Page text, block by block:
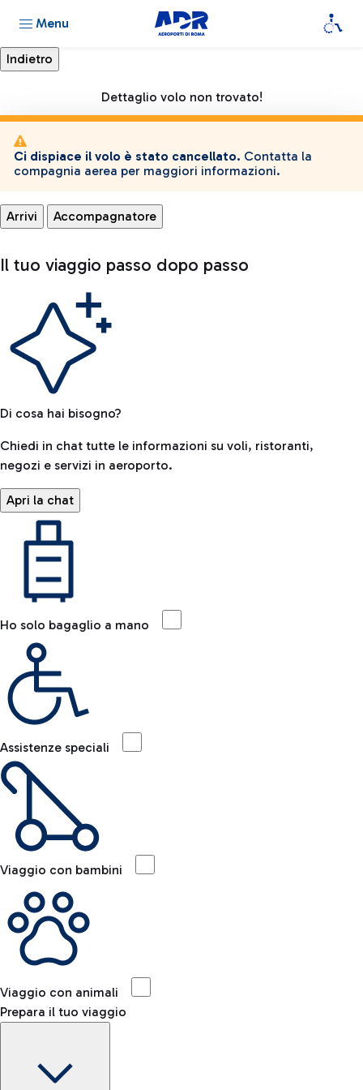
Menu
Dettaglio volo non trovato!
Ci dispiace il volo è stato cancellato. Contatta la
compagnia aerea per maggiori informazioni.
Arrivi Accompagnatore
Il tuo viaggio passo dopo passo
Di cosa hai bisogno?
Chiedi in chat tutte le informazioni su voli, ristoranti,
negozi e servizi in aeroporto.
Apri la chat
Ho solo bagaglio a mano
Assistenze speciali
Viaggio con bambini
Viaggio con animali
Prepara il tuo viaggio